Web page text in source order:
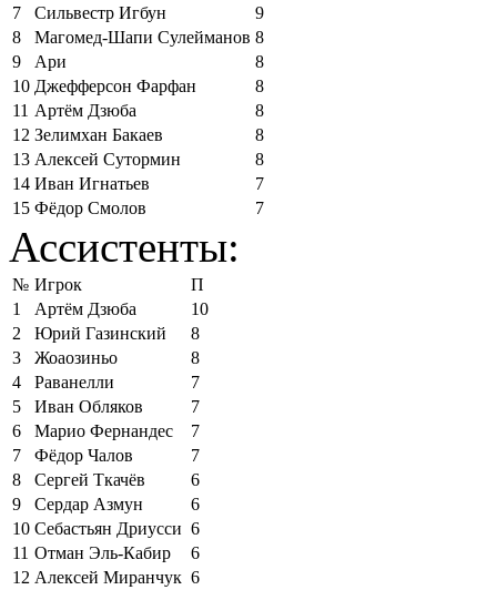
7
Сильвестр Игбун
9
8
Магомед-Шапи Сулейманов 8
9
Ари
8
10 Джефферсон Фарфан
8
11 Артём Дзюба
8
12 Зелимхан Бакаев
8
13 Алексей Сутормин
8
14 Иван Игнатьев
7
15 Фёдор Смолов 7
Ассистенты:
№ Игрок
П
1
Артём Дзюба
10
2
Юрий Газинский
8
3
Жоаозиньо
8
4
Раванелли
7
5
Иван Обляков
7
6
Марио Фернандес
7
7
Фёдор Чалов
7
8
Сергей Ткачёв
6
9
Сердар Азмун
6
10 Себастьян Дриусси 6
11 Отман Эль-Кабир
6
12 Алексей Миранчук 6